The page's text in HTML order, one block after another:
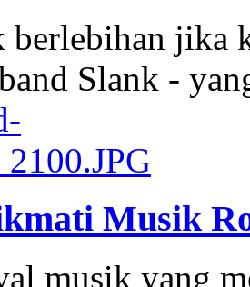
berlebihan jika
Slank -
Musik
musik yang